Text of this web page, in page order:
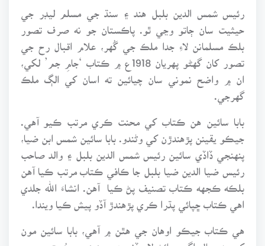
رئيس شمس الدين بلبل هند ۽ سنڌ جي مسلم ليڊر جي
حيثيت سان ڄاتو وڃي ٿو. پاڪستان جو نه صرف تصور
بلڪ مسلمانن لاءِ جدا ملڪ جي گُهر، علام اقبال رح جي
تصور کان گهڻو پهريان 1918ع ۾ ڪتاب ‘جامِ جم’ لکي،
ان ۾ واضح نموني سان چيائين ته اسان کي الڳ ملڪ
گهرجي.
بابا سائين هن ڪتاب کي محنت ڪري مرتب ڪيو آهي.
جيڪو يقينن پڙهندڙن کي وڻندو. بابا سائين شمس ابن ضيا،
پنهنجي ڏاڏي سائين رئيس شمس الدين بلبل ۽ والد صاحب
رئيس ضيا الدين ضيا بلبل جا ڪافي ڪتاب مرتب ڪيا آهن
بلڪه ڪجهه ڪتاب تصنيف پڻ ڪيا آهن. انشاءَ الله جلدي
اهي ڪتاب ڇپائي پڌرا ڪري پڙهندڙ آڏو پيش ڪيا ويندا.
هي ڪتاب جيڪو اوهان جي هٿن ۾ آهي، بابا سائين مون
کي ٻه سال اڳ ڇپائڻ لاءِ ڏنو هو. منهنجي سُستي سبب